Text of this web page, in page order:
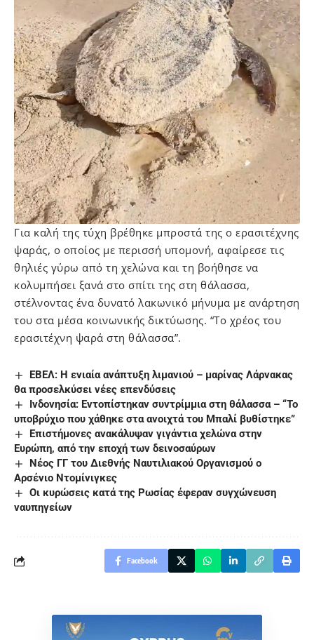
Για καλή της τύχη βρέθηκε μπροστά της ο ερασιτέχνης
ψαράς, ο οποίος με περισσή υπομονή, αφαίρεσε τις
θηλιές γύρω από τη χελώνα και τη βοήθησε να
κολυμπήσει ξανά στο σπίτι της στη θάλασσα,
στέλνοντας ένα δυνατό λακωνικό μήνυμα με ανάρτηση
του στα μέσα κοινωνικής δικτύωσης. “Το χρέος του
ερασιτέχνη ψαρά στη θάλασσα”.
ΕΒΕΛ: Η ενιαία ανάπτυξη λιμανιού – μαρίνας Λάρνακας
θα προσελκύσει νέες επενδύσεις
Ινδονησία: Εντοπίστηκαν συντρίμμια στη θάλασσα – “Το
υποβρύχιο που χάθηκε στα ανοιχτά του Μπαλί βυθίστηκε”
Επιστήμονες ανακάλυψαν γιγάντια χελώνα στην
Ευρώπη, από την εποχή των δεινοσαύρων
Νέος ΓΓ του Διεθνής Ναυτιλιακού Οργανισμού ο
Αρσένιο Ντομίνιγκες
Οι κυρώσεις κατά της Ρωσίας έφεραν συγχώνευση
ναυπηγείων
Facebook